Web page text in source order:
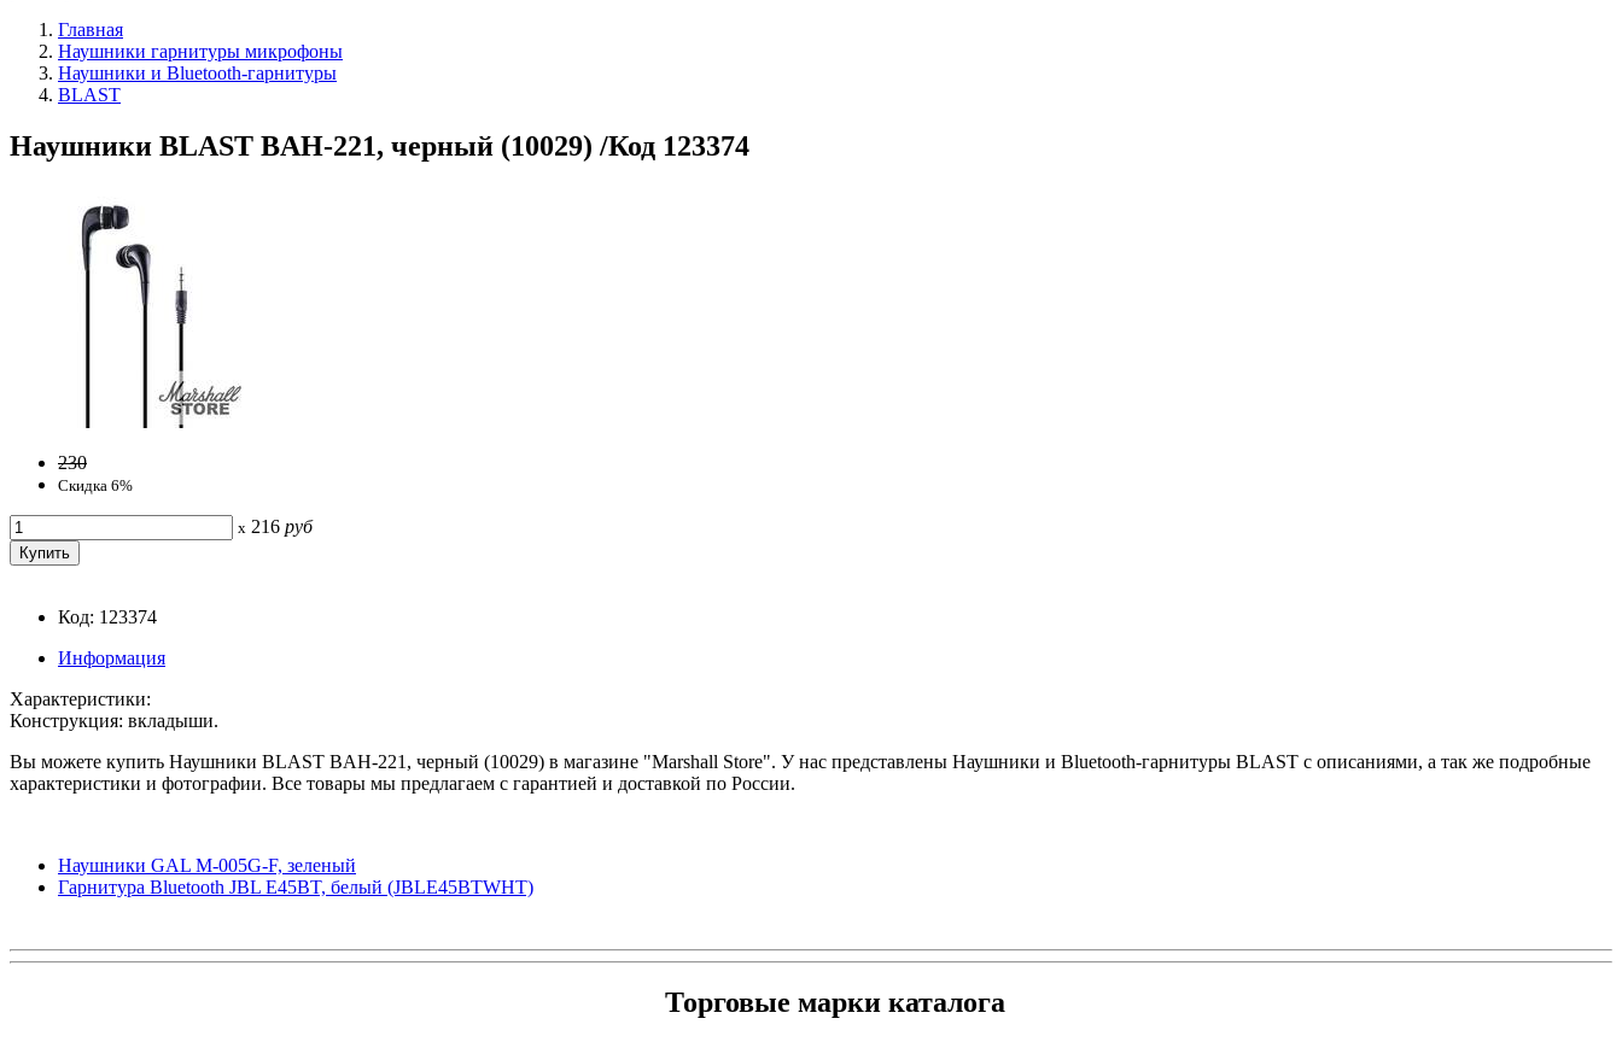
Главная
Наушники гарнитуры микрофоны
Наушники и Bluetooth-гарнитуры
BLAST
Наушники BLAST BAH-221, черный (10029) /Код 123374
230
Скидка 6%
x 216 руб
Код: 123374
Информация
Характеристики:
Конструкция: вкладыши.
Вы можете купить Наушники BLAST BAH-221, черный (10029) в магазине "Marshall Store". У нас представлены Наушники и Bluetooth-гарнитуры BLAST с описаниями, а так же подробные
характеристики и фотографии. Все товары мы предлагаем с гарантией и доставкой по России.
Наушники GAL M-005G-F, зеленый
Гарнитура Bluetooth JBL E45BT, белый (JBLE45BTWHT)
Торговые марки каталога